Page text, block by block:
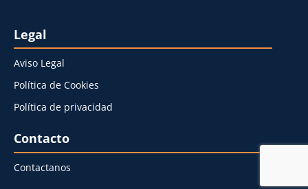
Legal
Aviso Legal
Política de Cookies
Política de privacidad
Contacto
Contactanos